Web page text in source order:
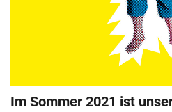
Im Sommer 2021 ist